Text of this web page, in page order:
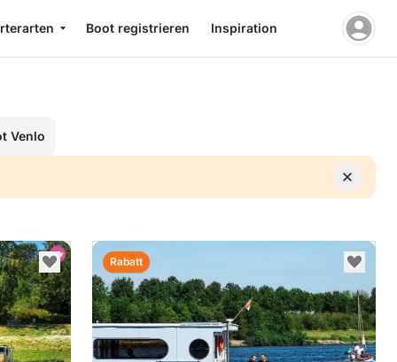
Boot registrieren Inspiration
Venlo
Rabatt